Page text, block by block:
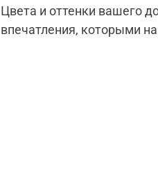
Цвета и оттенки вашего
впечатления, которыми